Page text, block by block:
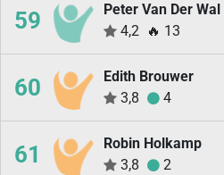
59
Peter Van Der Wal
4,2 🔥 13
60
Edith Brouwer
3,8
4
61
Robin Holkamp
3,8
2